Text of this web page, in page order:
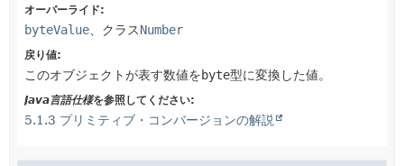
オーバーライド:
byteValue 、クラスNumber
戻り値:
このオブジェクトが表す数値をbyte型に変換した値。
Java言語仕様を参照してください:
5.1.3 プリミティブ・コンバージョンの解説